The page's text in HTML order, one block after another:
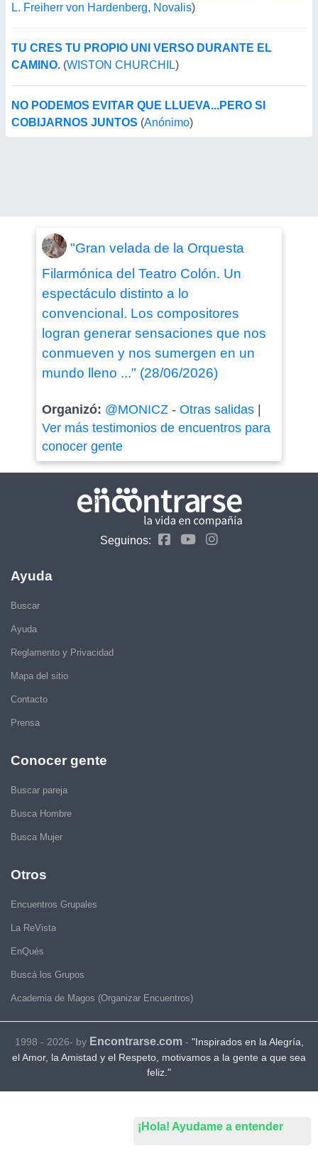
¡Hola! Ayudame a entender
L. Freiherr von Hardenberg, Novalis)
TU CRES TU PROPIO UNI VERSO DURANTE EL
CAMINO. (WISTON CHURCHIL)
NO PODEMOS EVITAR QUE LLUEVA...PERO SI
COBIJARNOS JUNTOS (Anónimo)
"Gran velada de la Orquesta
Filarmónica del Teatro Colón. Un
espectáculo distinto a lo
convencional. Los compositores
logran generar sensaciones que nos
conmueven y nos sumergen en un
mundo lleno ..." (28/06/2026)
Organizó: @MONICZ- Otras salidas|
Ver más testimonios de encuentros para
conocer gente
Seguinos:
Ayuda
Buscar
Ayuda
Reglamento y Privacidad
Mapa del sitio
Contacto
Prensa
Conocer gente
Buscar pareja
Busca Hombre
Busca Mujer
Otros
Encuentros Grupales
La ReVista
EnQués
Buscá los Grupos
Academia de Magos (Organizar Encuentros)
1998 - 2026- by Encontrarse.com- "Inspirados en la Alegría,
el Amor, la Amistad y el Respeto, motivamos a la gente a que sea
feliz."